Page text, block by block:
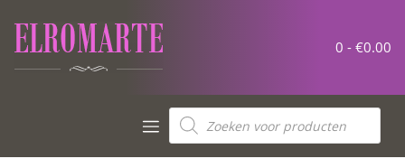
0 - €0.00